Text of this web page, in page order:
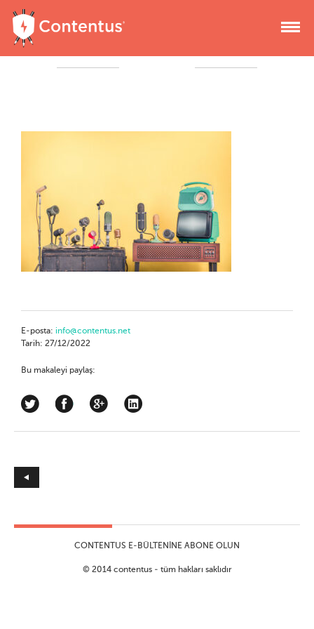
E-posta: info@contentus.net
Tarih: 27/12/2022
Bu makaleyi paylaş:
CONTENTUS E-BÜLTENINE ABONE OLUN
© 2014 contentus - tüm hakları saklıdır